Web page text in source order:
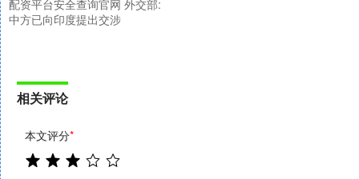
配资平台安全查询官网 外交部:
中方已向印度提出交涉
相关评论
本文评分*